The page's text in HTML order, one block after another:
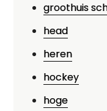
groothuis
head
heren
hockey
hoge